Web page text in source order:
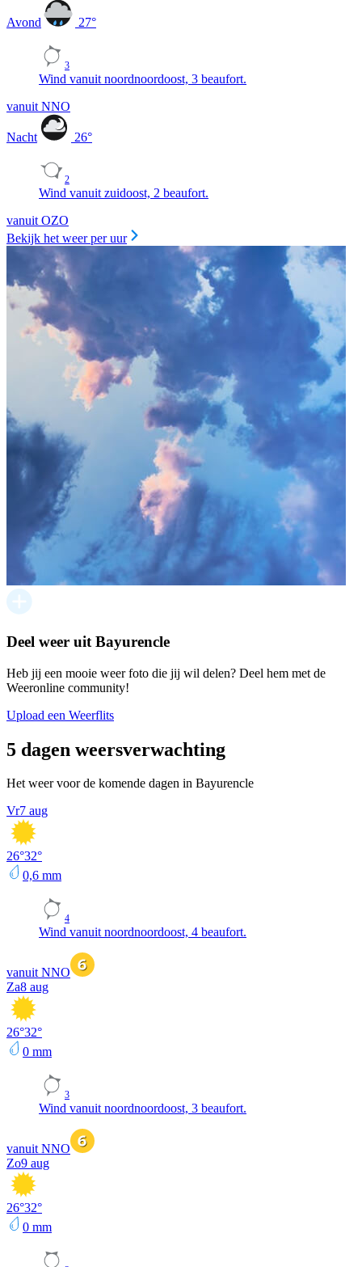
Avond 27°
3
Wind vanuit noordnoordoost, 3 beaufort.
vanuit NNO
Nacht 26°
2
Wind vanuit zuidoost, 2 beaufort.
vanuit OZO
Bekijk het weer per uur
Deel weer uit Bayurencle
Heb jij een mooie weer foto die jij wil delen? Deel hem met de
Weeronline community!
Upload een Weerflits
5 dagen weersverwachting
Het weer voor de komende dagen in Bayurencle
Vr7 aug
26°32°
0,6 mm
4
Wind vanuit noordnoordoost, 4 beaufort.
vanuit NNO
Za8 aug
26°32°
0 mm
3
Wind vanuit noordnoordoost, 3 beaufort.
vanuit NNO
Zo9 aug
26°32°
0 mm